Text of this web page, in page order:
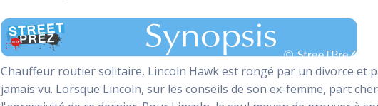
Chauffeur routier solitaire, Lincoln Hawk est rongé par un divorce et
jamais vu. Lorsque Lincoln, sur les conseils de son ex-femme, part